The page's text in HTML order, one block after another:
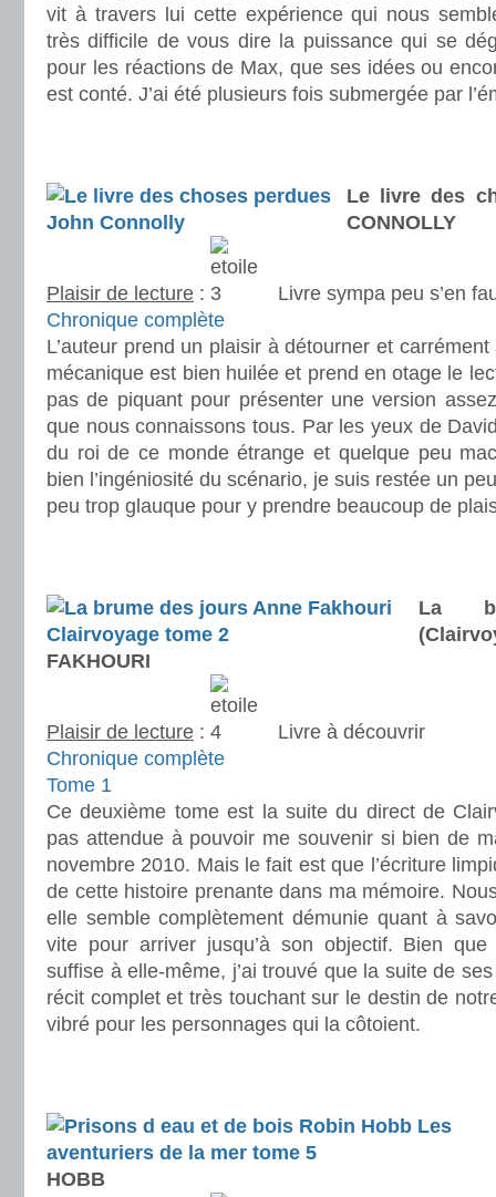
vit à travers lui cette expérience qui nous
très difficile de vous dire la puissance qui se
pour les réactions de Max, que ses idées ou
est conté. J’ai été plusieurs fois submergée par
Le livre des
CONNOLLY
Plaisir de lecture :
Livre sympa peu s’en
Chronique complète
L’auteur prend un plaisir à détourner et
mécanique est bien huilée et prend en otage le
pas de piquant pour présenter une version
que nous connaissons tous. Par les yeux de
du roi de ce monde étrange et quelque peu
bien l’ingéniosité du scénario, je suis restée un
peu trop glauque pour y prendre beaucoup de
La
FAKHOURI
Plaisir de lecture :
Livre à découvrir
Chronique complète
Tome 1
Ce deuxième tome est la suite du direct de
pas attendue à pouvoir me souvenir si bien de
novembre 2010. Mais le fait est que l’écriture
de cette histoire prenante dans ma mémoire.
elle semble complètement démunie quant à
vite pour arriver jusqu’à son objectif. Bien
suffise à elle-même, j’ai trouvé que la suite de
récit complet et très touchant sur le destin de
vibré pour les personnages qui la côtoient.
HOBB